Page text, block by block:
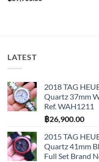
LATEST
2018 TAG
Quartz 37mm
Ref. WAH1211
฿26,900.00
2015 TAG
Quartz 41mm
Full Set Brand